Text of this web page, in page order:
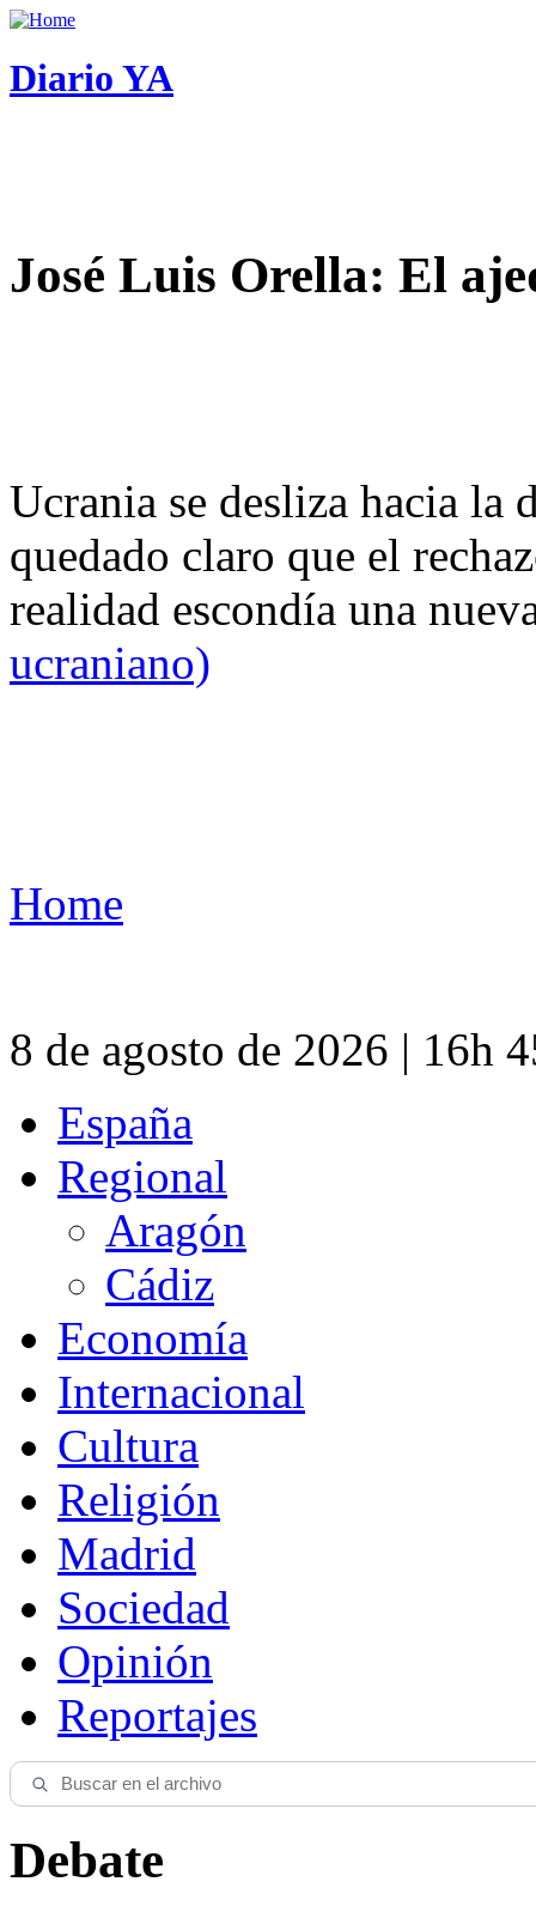
Diario YA
José Luis Orella: El
Ucrania se desliza hacia
quedado claro que el
realidad escondía una
ucraniano)
Home
8 de agosto de 2026 | 16h
España
Regional
Aragón
Cádiz
Economía
Internacional
Cultura
Religión
Madrid
Sociedad
Opinión
Reportajes
Debate